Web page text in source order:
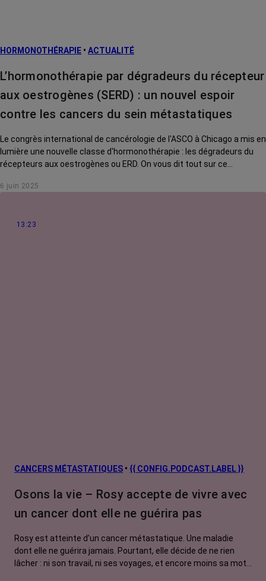
HORMONOTHÉRAPIE • ACTUALITÉ
L’hormonothérapie par dégradeurs du récepteur
aux oestrogènes (SERD) : un nouvel espoir
contre les cancers du sein métastatiques
Le congrès international de cancérologie de l'ASCO à Chicago a mis en
lumière une nouvelle classe d'hormonothérapie : les dégradeurs du
récepteurs aux oestrogènes ou ERD. On vous dit tout sur ce
6 juin 2025
13:23
CANCERS MÉTASTATIQUES • {{ CONFIG.PODCAST.LABEL }}
Osons la vie – Rosy accepte de vivre avec
un cancer dont elle ne guérira pas
Rosy est atteinte d’un cancer métastatique. Une maladie
dont elle ne guérira jamais. Pourtant, elle décide de ne rien
lâcher : ni son travail, ni ses voyages, et encore moins sa moto